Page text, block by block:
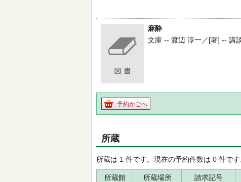
麻酔
文庫 -- 渡辺 淳一／[著] -- 講
予約かごへ
所蔵
所蔵は 1 件です。現在の予約件数は 0 件です
所蔵館 所蔵場所 請求記号